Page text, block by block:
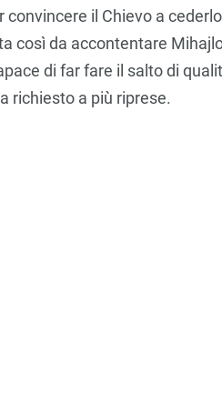
il Chievo a
così da accontentare
di far fare il salto di
richiesto a più riprese.